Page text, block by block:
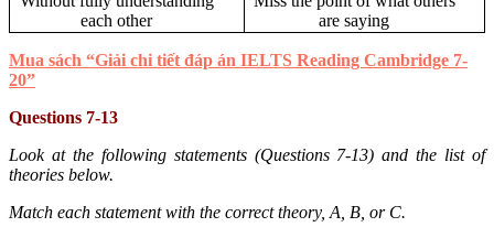
each other
are saying
Mua sách “Giải chi tiết đáp án IELTS Reading Cambridge 7-
20”
Questions 7-13
Look at the following statements (Questions 7-13) and the list of
theories below.
Match each statement with the correct theory, A, B, or C.